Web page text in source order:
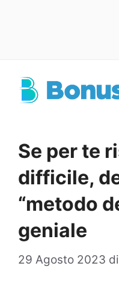
Se per te
difficile,
“metodo
geniale
29 Agosto 2023 di